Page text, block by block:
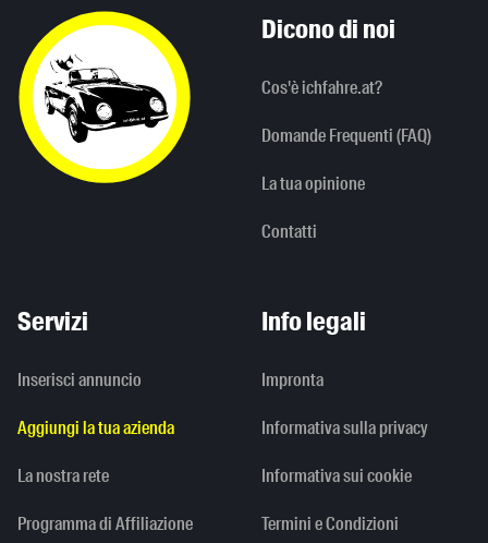
Dicono di noi
Cos'è ichfahre.at?
Domande Frequenti (FAQ)
La tua opinione
Contatti
Servizi
Inserisci annuncio
Aggiungi la tua azienda
La nostra rete
Programma di Affiliazione
Info legali
Impronta
Informativa sulla privacy
Informativa sui cookie
Termini e Condizioni